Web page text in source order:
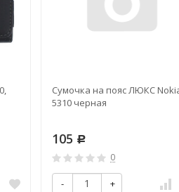
Сумочка на пояс ЛЮКС
5310 черная
105 Р
0
- +